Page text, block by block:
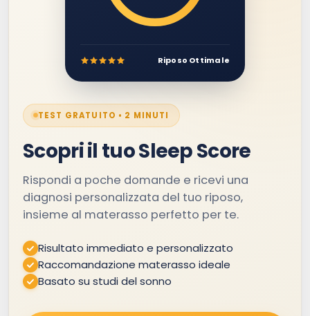
TEST GRATUITO • 2 MINUTI
Scopri il tuo Sleep Score
Rispondi a poche domande e ricevi una
diagnosi personalizzata del tuo riposo,
insieme al materasso perfetto per te.
Risultato immediato e personalizzato
Raccomandazione materasso ideale
Basato su studi del sonno
Riposo Ottimale